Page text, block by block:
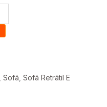
Sofá Sofá Retrátil E